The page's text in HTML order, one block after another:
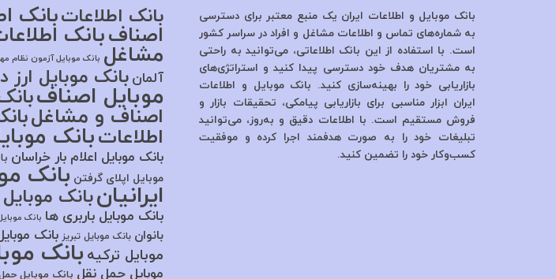
بانک موبایل و اطلاعات ایران یک منبع معتبر برای دسترسی
به شماره‌های تماس و اطلاعات مشاغل و افراد در سراسر کشور
است. با استفاده از این بانک اطلاعاتی، می‌توانید به راحتی
به مشتریان هدف خود دسترسی پیدا کنید و استراتژی‌های
بازاریابی خود را بهینه‌سازی کنید. بانک موبایل و اطلاعات
ایران ابزار مناسبی برای بازاریابی پیامکی، تحقیقات بازار و
فروش مستقیم است. با اطلاعات دقیق و به‌روز، می‌توانید
تبلیغات خود را به صورت هدفمند اجرا کرده و موفقیت
کسب‌وکار خود را تضمین کنید.
بانک اطلاعاتبانک
اصنافبانک
مشاغل بانک موبایل آزمون نظام
آلمان بانک موبایل ارز
موبایل اصناف
اصناف و مشاغل
اطلاعاتبانک
بانک موبایل اعلام بار خراسان
موبایل اپلای گرفتن بانک
ایرانیانبانک
بانک موبایل باربری ها بانک
بانوان بانک موبایل تبریز بانک
موبایل ترکیه بانک
موبایل حمل نقل بانک موبایل